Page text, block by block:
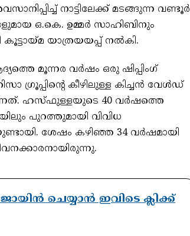
നാട്ടിലേക്ക് മടങ്ങുന്ന വണ്ടൂർ
ഒ.കെ. ഉമ്മർ സാഹിബിനും
യാത്രയയപ്പ് നൽകി.
മൂന്നര വർഷം ഒരു ഷിപ്പിംഗ്
ഗ്രൂപ്പിന്റെ കീഴിലുള്ള കിച്ചൻ വേൾഡ്
ഹസ്‌ഫുള്ളയുടെ 40 വർഷത്തെ
പുറത്തുമായി വിവിധ
ശേഷം കഴിഞ്ഞ 34 വർഷമായി
ചെയ്യാൻ ഇവിടെ ക്ലിക്ക്